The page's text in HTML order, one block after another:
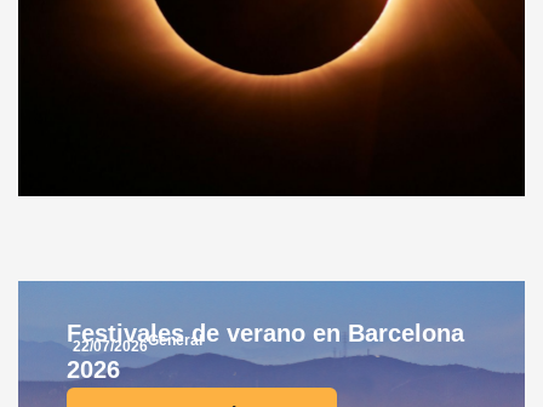
22/07/2026General
Festivales de verano en Barcelona
2026